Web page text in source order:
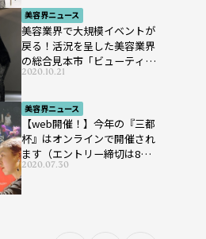
美容界ニュース
美容業界で大規模イベントが
戻る！活況を呈した美容業界
の総合見本市「ビューティー
ワールド ジャパン ウエス
ト」が開催
2020.10.21
美容界ニュース
【web開催！】今年の『三都
杯』はオンラインで開催され
ます（エントリー締切は8月7
日まで）
2020.07.30